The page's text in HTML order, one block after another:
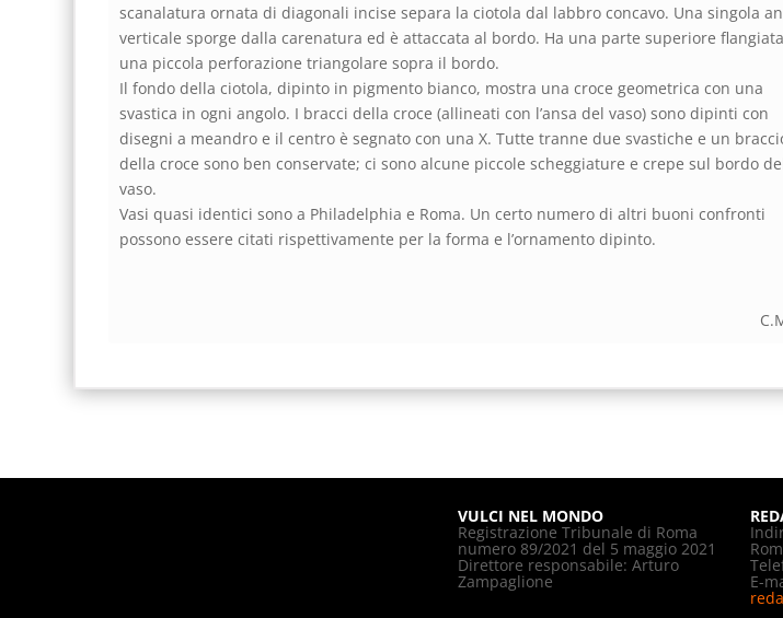
scanalatura ornata di diagonali incise separa la ciotola dal labbro concavo. Una singola
verticale sporge dalla carenatura ed è attaccata al bordo. Ha una parte superiore
una piccola perforazione triangolare sopra il bordo.
Il fondo della ciotola, dipinto in pigmento bianco, mostra una croce geometrica con una
svastica in ogni angolo. I bracci della croce (allineati con l’ansa del vaso) sono dipinti con
disegni a meandro e il centro è segnato con una X. Tutte tranne due svastiche e un
della croce sono ben conservate; ci sono alcune piccole scheggiature e crepe sul bordo
vaso.
Vasi quasi identici sono a Philadelphia e Roma. Un certo numero di altri buoni confronti
possono essere citati rispettivamente per la forma e l’ornamento dipinto.
VULCI NEL MONDO
Registrazione Tribunale di Roma
numero 89/2021 del 5 maggio 2021
Direttore responsabile: Arturo
Zampaglione E-